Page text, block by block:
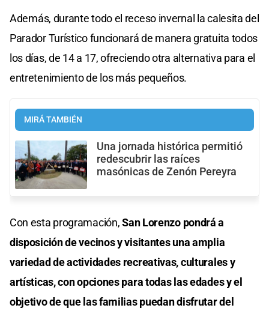
Además, durante todo el receso invernal la calesita del
Parador Turístico funcionará de manera gratuita todos
los días, de 14 a 17, ofreciendo otra alternativa para el
entretenimiento de los más pequeños.
MIRÁ TAMBIÉN
Una jornada histórica permitió
redescubrir las raíces
masónicas de Zenón Pereyra
Con esta programación,San Lorenzo pondrá a
disposición de vecinos y visitantes una amplia
variedad de actividades recreativas, culturales y
artísticas, con opciones para todas las edades y el
objetivo de que las familias puedan disfrutar del